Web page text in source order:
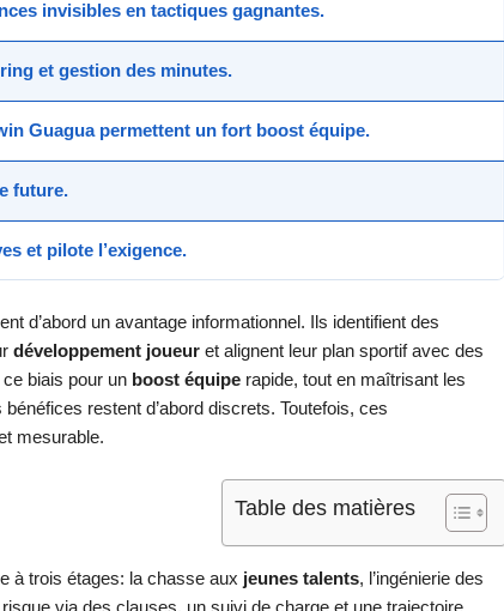
invisibles en tactiques gagnantes.
et gestion des minutes.
Guagua permettent un fort boost équipe.
future.
et pilote l’exigence.
d’abord un avantage informationnel. Ils identifient des
développement joueur et alignent leur plan sportif avec des
biais pour un boost équipe rapide, tout en maîtrisant les
restent d’abord discrets. Toutefois, ces
mesurable.
Table des matières
à trois étages: la chasse aux jeunes talents, l’ingénierie des
via des clauses, un suivi de charge et une trajectoire